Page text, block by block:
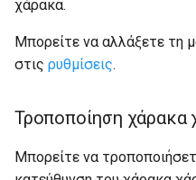
χάρακα.
Μπορείτε να αλλάξετε τη
στις ρυθμίσεις.
Τροποποίηση χάρακα
Μπορείτε να